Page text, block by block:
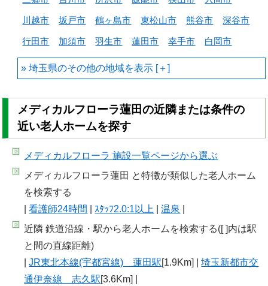
川越市 坂戸市 鶴ヶ島市 東松山市 熊谷市 深谷市
行田市 加須市 羽生市 蓮田市 幸手市 白岡市
埼玉県のその他の地域を
メディカルフローラ蓮田の近隣または条件の
近い老人ホームを探す
メディカルフローラ 施設一覧ページから選ぶ
メディカルフローラ蓮田 と特徴が類似した老人ホーム
を検索する
|看護師24時間 ｽﾀｯﾌ2.0:1以上 |温泉
近隣 鉄道沿線・駅から老人ホームを検索する([ ]内は駅
と間の直線距離)
|JR東北本線(宇都宮線) 蓮田駅[1.9Km] |埼玉新都市交
通伊奈線 志久駅[3.6Km] |